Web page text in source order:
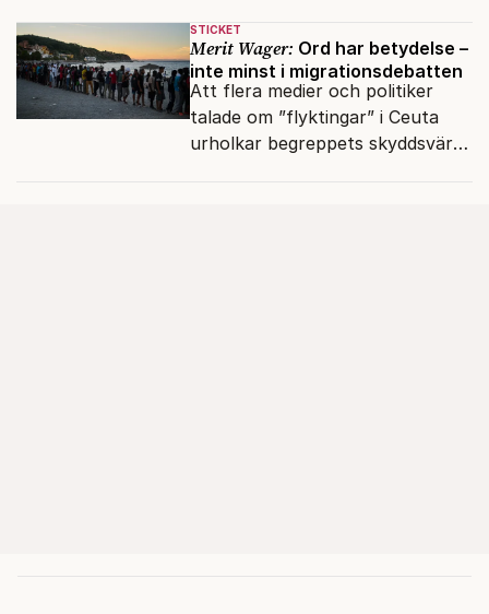
anmäla brott?
STICKET
Merit Wager: Ord har betydelse –
inte minst i migrationsdebatten
Att flera medier och politiker
talade om ”flyktingar” i Ceuta
urholkar begreppets skyddsvärde